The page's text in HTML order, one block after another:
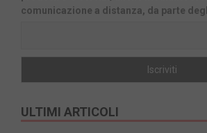
comunicazione a distanza, da parte
ULTIMI ARTICOLI